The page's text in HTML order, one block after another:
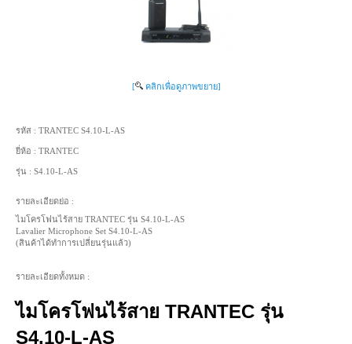
[ คลิกเพื่อดูภาพขยาย]
รหัส : TRANTEC S4.10-L-AS
ยี่ห้อ : TRANTEC
รุ่น : S4.10-L-AS
รายละเอียดย่อ :
ไมโครโฟนไร้สาย TRANTEC รุ่น S4.10-L-AS
Lavalier Microphone Set S4.10-L-AS
(สินค้าได้ทำการเปลี่ยนรุ่นแล้ว)
รายละเอียดทั้งหมด :
ไมโครโฟนไร้สาย TRANTEC รุ่น
S4.10-L-AS